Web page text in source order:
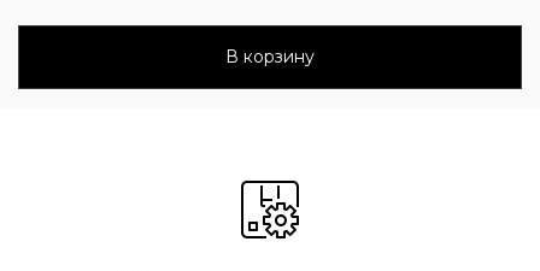
В корзину